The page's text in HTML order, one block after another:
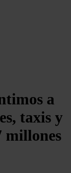
a
taxis y
millones